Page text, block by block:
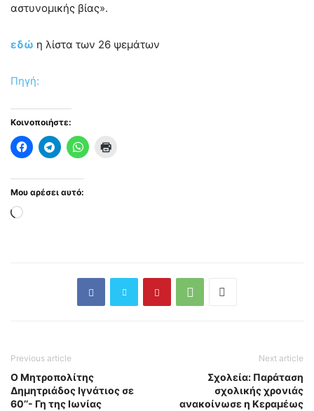
αστυνομικής βίας».
εδώ η λίστα των 26 ψεμάτων
Πηγή:
Κοινοποιήστε:
Μου αρέσει αυτό:
Loading…
Previous article
Ο Μητροπολίτης
Δημητριάδος Ιγνάτιος σε
60’’- Γη της Ιωνίας
Next article
Σχολεία: Παράταση
σχολικής χρονιάς
ανακοίνωσε η Κεραμέως